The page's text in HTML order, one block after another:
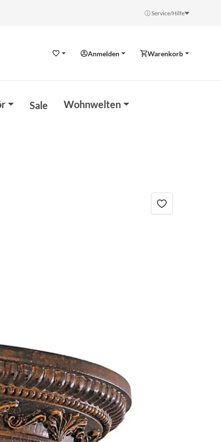
ⓘ Service/Hilfe
WunschzettelAnmelden Warenkorb
Sale Wohnwelten